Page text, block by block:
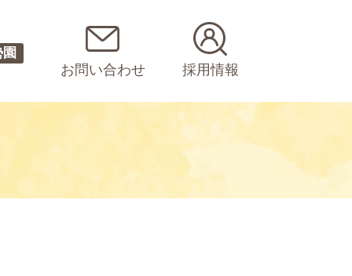
お問い合わせ 採用情報